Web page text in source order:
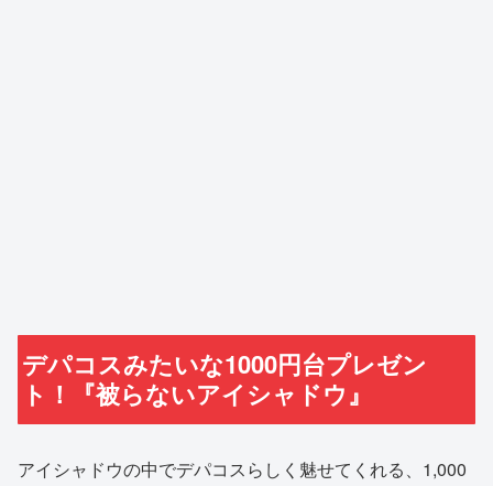
デパコスみたいな1000円台プレゼン
ト！『被らないアイシャドウ』
アイシャドウの中でデパコスらしく魅せてくれる、1,000